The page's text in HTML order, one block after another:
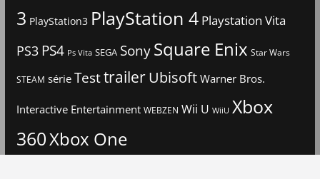
3 PlayStation3 PlayStation 4 Playstation Vita
PS3 PS4 Ps Vita SEGA Sony Square Enix Star Wars
STEAM série TesttrailerUbisoftWarner Bros.
Interactive Entertainment WEBZEN Wii U WiiU Xbox
360Xbox One